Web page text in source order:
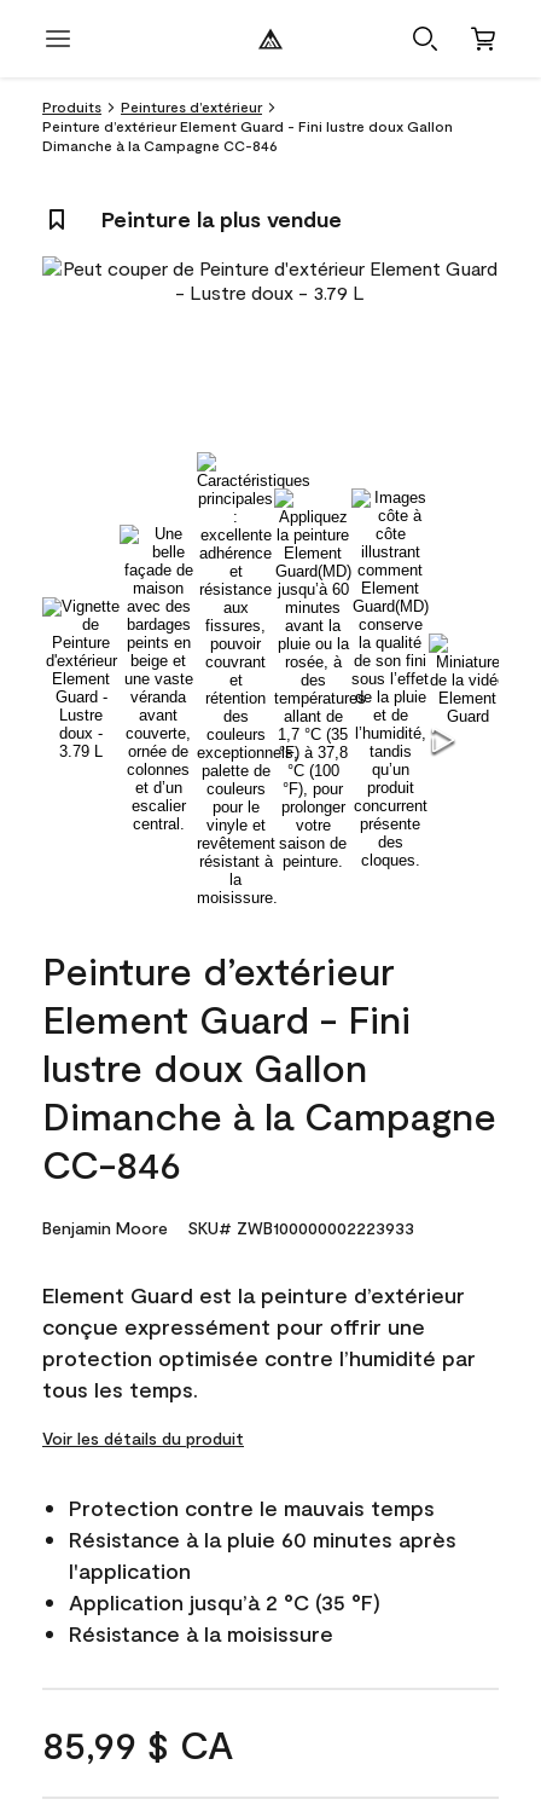
Produits
Peintures d’extérieur
Peinture d’extérieur Element Guard - Fini lustre doux Gallon
Dimanche à la Campagne CC-846
Peinture la plus vendue
Peinture d’extérieur
Element Guard - Fini
lustre doux Gallon
Dimanche à la Campagne
CC-846
Benjamin Moore SKU# ZWB100000002223933
Element Guard est la peinture d’extérieur
conçue expressément pour offrir une
protection optimisée contre l’humidité par
tous les temps.
Voir les détails du produit
Protection contre le mauvais temps
Résistance à la pluie 60 minutes après
l'application
Application jusqu’à 2 °C (35 °F)
Résistance à la moisissure
85,99 $ CA